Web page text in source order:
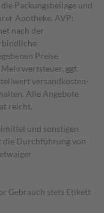
Packungsbeilage und
Apotheke. AVP:
nach der
Preise
ggf.
versand­kosten­
Alle Angebote
reicht.
und sonstigen
die Durchführung von
Gebrauch stets Etikett